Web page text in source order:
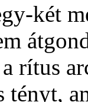
két
rítus
tényt,